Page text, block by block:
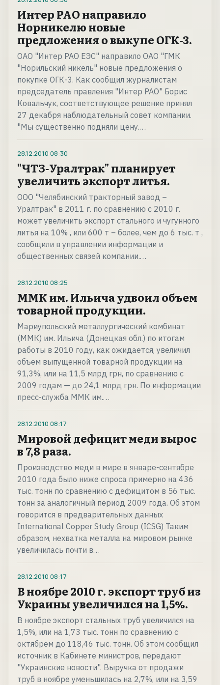
Интер РАО направило
Норникелю новые
предложения о выкупе ОГК-3.
ОАО "Интер РАО ЕЭС" направило ОАО "ГМК
"Норильский никель" новые предложения о
покупке ОГК-3. Как сообщил журналистам
председатель правления "Интер РАО" Борис
Ковальчук, соответствующее решение принял
27 декабря наблюдательный совет компании.
"Мы существенно подняли цену.…
28.12.2010 08:30
"ЧТЗ-Уралтрак" планирует
увеличить экспорт литья.
ООО "Челябинский тракторный завод –
Уралтрак" в 2011 г. по сравнению с 2010 г.
может увеличить экспорт стального и чугунного
литья на 10% , или 600 т – более, чем до 6 тыс. т ,
сообщили в управлении информации и
общественных связей компании.…
28.12.2010 08:25
ММК им. Ильича удвоил объем
товарной продукции.
Мариупольский металлургический комбинат
(ММК) им. Ильича (Донецкая обл.) по итогам
работы в 2010 году, как ожидается, увеличил
объем выпущенной товарной продукции на
91,3%, или на 11,5 млрд грн, по сравнению с
2009 годам — до 24,1 млрд грн. По информации
пресс-служба ММК им.…
28.12.2010 08:17
Мировой дефицит меди вырос
в 7,8 раза.
Производство меди в мире в январе-сентябре
2010 года было ниже спроса примерно на 436
тыс. тонн по сравнению с дефицитом в 56 тыс.
тонн за аналогичный период 2009 года. Об этом
говорится в предварительных данных
International Copper Study Group (ICSG) Таким
образом, нехватка металла на мировом рынке
увеличилась почти в…
28.12.2010 08:17
В ноябре 2010 г. экспорт труб из
Украины увеличился на 1,5%.
В ноябре экспорт стальных труб увеличился на
1,5%, или на 1,73 тыс. тонн по сравнению с
октябрем до 118,46 тыс. тонн. Об этом сообщил
источник в Кабинете министров, передают
"Украинские новости". Выручка от продажи
труб в ноябре уменьшилась на 2,7%, или на 3,59